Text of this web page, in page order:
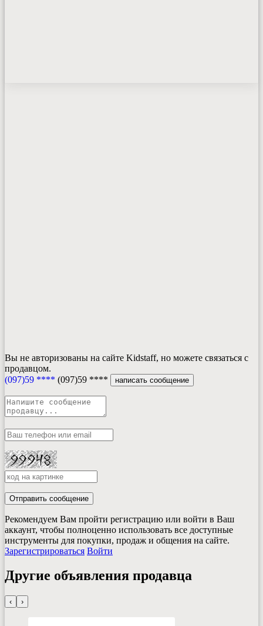
Вы не авторизованы на сайте Kidstaff, но можете связаться с
продавцом.
(097)59 **** (097)59 **** написать сообщение
Отправить сообщение
Рекомендуем Вам пройти регистрацию или войти в Ваш
аккаунт, чтобы полноценно использовать все доступные
инструменты для покупки, продаж и общения на сайте.
Зарегистрироваться Войти
Другие объявления продавца
‹ ›